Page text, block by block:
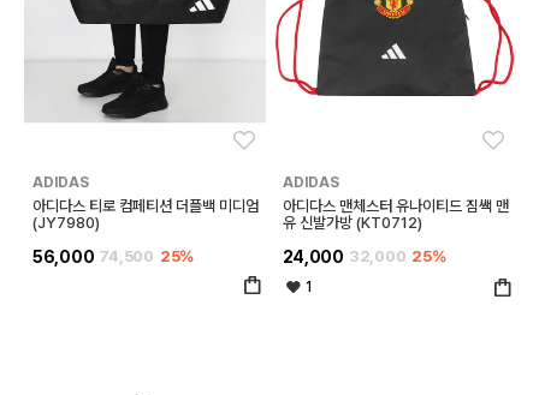
ADIDAS
아디다스 티로 컴페티션 더플백 미디엄
(JY7980)
56,000 74,500 25%
ADIDAS
아디다스 맨체스터 유나이티드 짐쌕 맨
유 신발가방 (KT0712)
24,000 32,000 25%
1